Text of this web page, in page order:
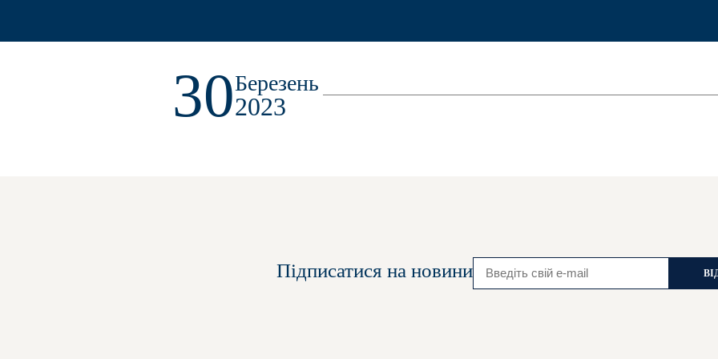
30Березень
2023
Підписатися на новини